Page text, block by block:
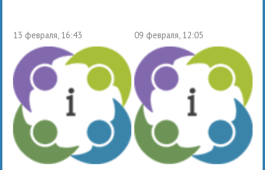
13 февраля, 16:43 09 февраля, 12:05